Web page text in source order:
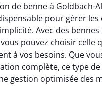
de benne à Goldbach-
pour gérer
Avec des bennes
pouvez choisir celle
à vos besoins. Que
complète, ce type
gestion optimisée des